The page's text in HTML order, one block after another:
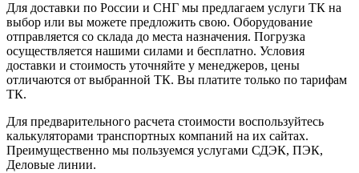
Для доставки по России и СНГ мы предлагаем услуги ТК на
выбор или вы можете предложить свою. Оборудование
отправляется со склада до места назначения. Погрузка
осуществляется нашими силами и бесплатно. Условия
доставки и стоимость уточняйте у менеджеров, цены
отличаются от выбранной ТК. Вы платите только по тарифам
ТК.
Для предварительного расчета стоимости воспользуйтесь
калькуляторами транспортных компаний на их сайтах.
Преимущественно мы пользуемся услугами СДЭК, ПЭК,
Деловые линии.